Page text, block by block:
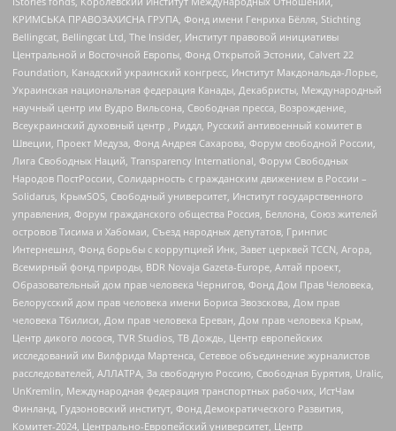
КРИМСЬКА ПРАВОЗАХИСНА ГРУПА, Фонд имени Генриха Бёлля, Stichting
Bellingcat, Bellingcat Ltd, The Insider, Институт правовой инициативы
Центральной и Восточной Европы, Фонд Открытой Эстонии, Calvert 22
Foundation, Канадский украинский конгресс, Институт Макдональда-Лорье,
Украинская национальная федерация Канады, Декабристы, Международный
научный центр им Вудро Вильсона, Свободная пресса, Возрождение,
Всеукраинский духовный центр , Риддл, Русский антивоенный комитет в
Швеции, Проект Медуза, Фонд Андрея Сахарова, Форум свободной России,
Лига Свободных Наций, Transparеncy International, Форум Свободных
Народов ПостРоссии, Солидарность с гражданским движением в России –
Solidarus, КрымSOS, Свободный университет, Институт государственного
управления, Форум гражданского общества Россия, Беллона, Союз жителей
островов Тисима и Хабомаи, Съезд народных депутатов, Гринпис
Интернешнл, Фонд борьбы с коррупцией Инк, Завет церквей TCCN, Агора,
Всемирный фонд природы, BDR Novaja Gazeta-Europe, Алтай проект,
Образовательный дом прав человека Чернигов, Фонд Дом Прав Человека,
Белорусский дом прав человека имени Бориса Звозскова, Дом прав
человека Тбилиси, Дом прав человека Ереван, Дом прав человека Крым,
Центр дикого лосося, TVR Studios, ТВ Дождь, Центр европейских
исследований им Вилфрида Мартенса, Сетевое объединение журналистов
расследователей, АЛЛАТРА, За свободную Россию, Свободная Бурятия, Uralic,
UnKremlin, Международная федерация транспортных рабочих, ИстЧам
Финланд, Гудзоновский институт, Фонд Демократического Развития,
Комитет-2024, Центрально-Европейский университет, Центр